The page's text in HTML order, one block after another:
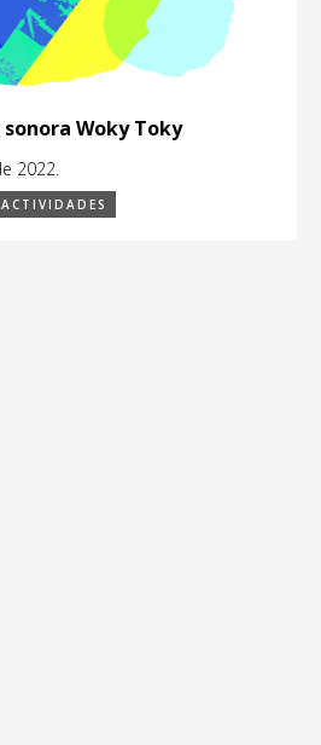
Woky Toky
2022.
ACTIVIDADES